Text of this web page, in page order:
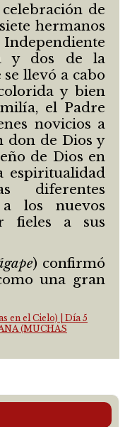
de
hermanos
y dos de la
llevó a cabo
y bien
el Padre
novicios a
don de Dios y
de Dios en
espiritualidad
diferentes
los nuevos
fieles a sus
) confirmó
una gran
en el Cielo) | Día 5
(MUCHAS